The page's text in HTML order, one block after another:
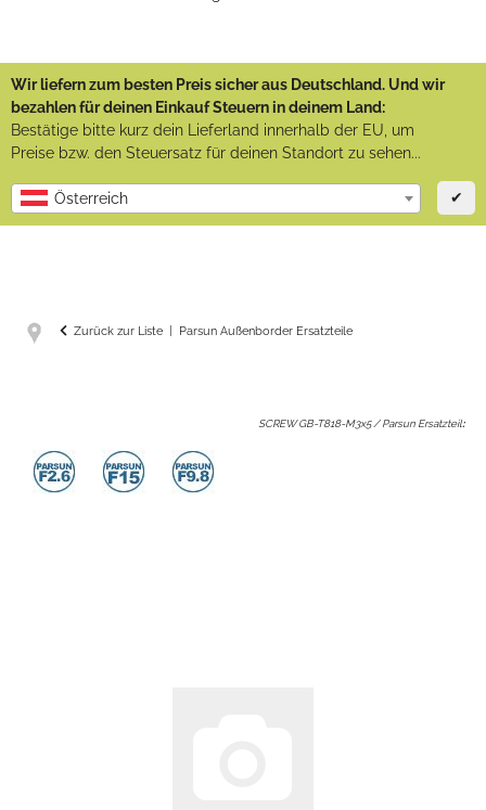
Wir liefern zum besten Preis sicher aus Deutschland. Und wir
bezahlen für deinen Einkauf Steuern in deinem Land:
Bestätige bitte kurz dein Lieferland innerhalb der EU, um
Preise bzw. den Steuersatz für deinen Standort zu sehen...
Österreich ✔
Zurück zur Liste Parsun Außenborder Ersatzteile
SCREW GB-T818-M3x5 / Parsun Ersatzteil: